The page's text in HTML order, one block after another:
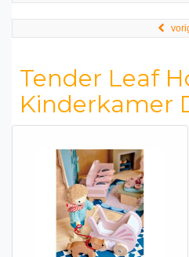
Tender Leaf
Kinderkamer